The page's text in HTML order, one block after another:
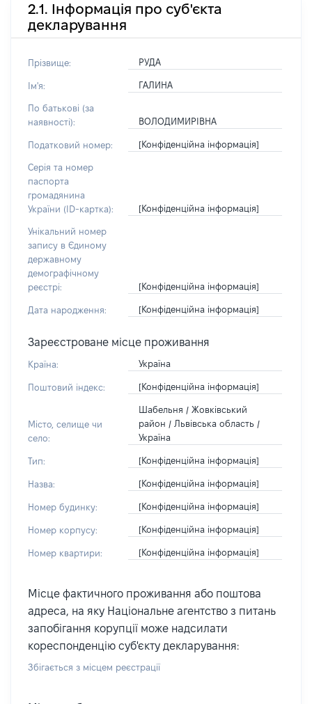
2.1. Інформація про суб'єкта
декларування
Прізвище: РУДА
Ім'я: ГАЛИНА
По батькові (за
наявності):
ВОЛОДИМИРІВНА
Податковий номер: [Конфіденційна інформація]
Серія та номер
паспорта
громадянина
України (ID-картка):
[Конфіденційна інформація]
Унікальний номер
запису в Єдиному
державному
демографічному
реєстрі:
[Конфіденційна інформація]
Дата народження: [Конфіденційна інформація]
Зареєстроване місце проживання
Країна: Україна
Поштовий індекс: [Конфіденційна інформація]
Місто, селище чи
село:
Шабельня / Жовківський
район / Львівська область /
Україна
Тип: [Конфіденційна інформація]
Назва: [Конфіденційна інформація]
Номер будинку: [Конфіденційна інформація]
Номер корпусу: [Конфіденційна інформація]
Номер квартири: [Конфіденційна інформація]
Місце фактичного проживання або поштова
адреса, на яку Національне агентство з питань
запобігання корупції може надсилати
кореспонденцію суб'єкту декларування:
Збігається з місцем реєстрації